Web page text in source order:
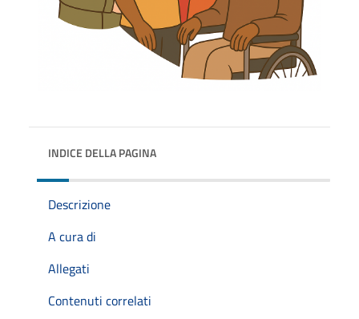
INDICE DELLA PAGINA
Descrizione
A cura di
Allegati
Contenuti correlati